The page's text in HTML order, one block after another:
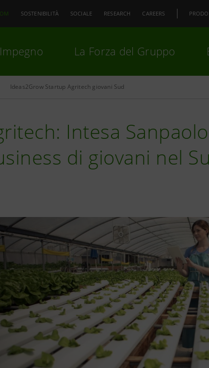
SOSTENIBILITÀ SOCIALE RESEARCH CAREERS
Impegno La Forza del Gruppo
Ideas2Grow Startup Agritech giovani Sud
Intesa
di giovani nel